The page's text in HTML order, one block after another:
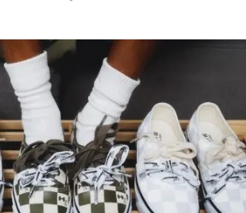
现客视点
每日栏目
时 尚
球 鞋
生 活